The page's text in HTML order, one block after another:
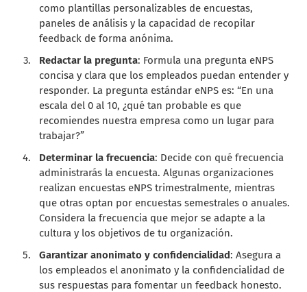
como plantillas personalizables de encuestas,
paneles de análisis y la capacidad de recopilar
feedback de forma anónima.
Redactar la pregunta: Formula una pregunta eNPS
concisa y clara que los empleados puedan entender y
responder. La pregunta estándar eNPS es: “En una
escala del 0 al 10, ¿qué tan probable es que
recomiendes nuestra empresa como un lugar para
trabajar?”
Determinar la frecuencia: Decide con qué frecuencia
administrarás la encuesta. Algunas organizaciones
realizan encuestas eNPS trimestralmente, mientras
que otras optan por encuestas semestrales o anuales.
Considera la frecuencia que mejor se adapte a la
cultura y los objetivos de tu organización.
Garantizar anonimato y confidencialidad: Asegura a
los empleados el anonimato y la confidencialidad de
sus respuestas para fomentar un feedback honesto.